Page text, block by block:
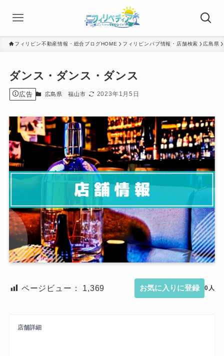
フィリピン不動産情報・総合ブログHOME フィリピンパブ情報・店舗検索 広島県
ダンス・ダンス・ダンス
広告 広島県 福山市 2023年1月5日
ページビュー： 1,369 お気に入りに登録 0人
店舗詳細